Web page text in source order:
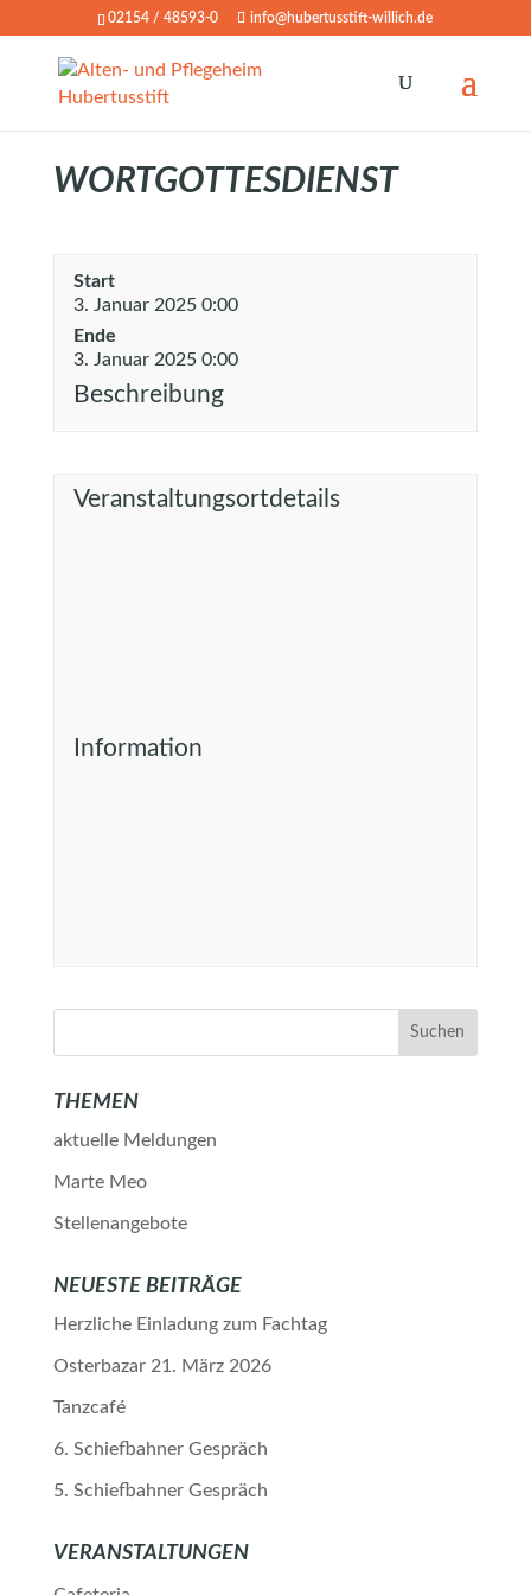
02154 / 48593-0 info@hubertusstift-willich.de
WORTGOTTESDIENST
Start
3. Januar 2025 0:00
Ende
3. Januar 2025 0:00
Beschreibung
Veranstaltungsortdetails
Information
THEMEN
aktuelle Meldungen
Marte Meo
Stellenangebote
NEUESTE BEITRÄGE
Herzliche Einladung zum Fachtag
Osterbazar 21. März 2026
Tanzcafé
6. Schiefbahner Gespräch
5. Schiefbahner Gespräch
VERANSTALTUNGEN